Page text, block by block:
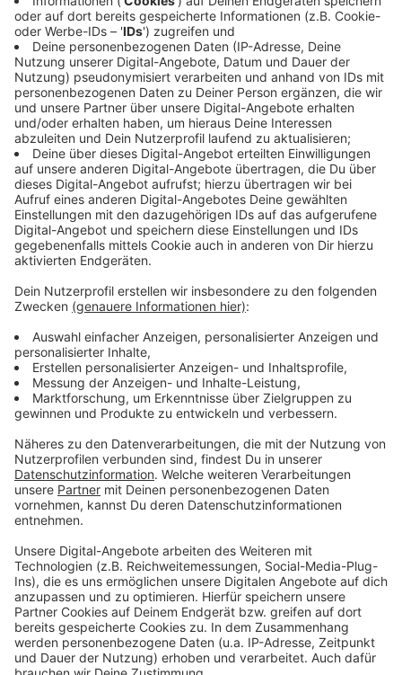
Was ist es? Vier zu fünf glaube ich. Mhm. Oder
fünfzehn vier? Vierzehn fünf. Mhm. Vierzehn fünf.
[20:30] Genau, weil’s halt eben den ganzen ähm
Handybildschirm ausfüllt. Das ist auch ganz wichtig,
da sollte man auch eben dran denken, achtzig, also
aber das, ja,
achtzig Prozent der Apps werden halt auf Mobil
ausgespielt, ähm.
Und je mehr ich von dem Bildschirm ausfülle, desto
mehr Aufmerksamkeit bekomme ich natürlich.
Ähm und deswegen meine ich das vier zu fünf
aktuell ganz gern. Ähm das gibt bei Facebook
aktuell nur als ähm
Bei Instagram geht es natürlich immer. Äh bei
Facebook geht’s aktuell nur als Animation oder als
Video. Von daher mache ich das sehr gerne mit was
animiertes einfach, dass ich dieses Format
verwenden kann,
Ähm.
Ansonsten, wenn ich die Möglichkeit habe, ähm
mache ich gern auch noch ein spezielles
Storyformat, weil’s einfach besser aussieht und und
die Leute das auch erwarten, wenn sie in den Stories
sind, dass da eben was im Buchformat kommt. Aber
ansonsten.
Wenn’s die Zeit und das Projekt gerade nicht
hergibt, kommt man auch überall mit dem eins zu
eins eigentlich ganz gut zurecht. Mhm.
[21:27] Ja, das heißt, äh, es bleibt, bleibt spannend,
äh, auch in den Briefings, dass da genug an Themen